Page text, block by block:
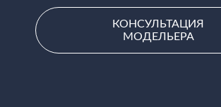
КОНСУЛЬТАЦИЯ
МОДЕЛЬЕРА